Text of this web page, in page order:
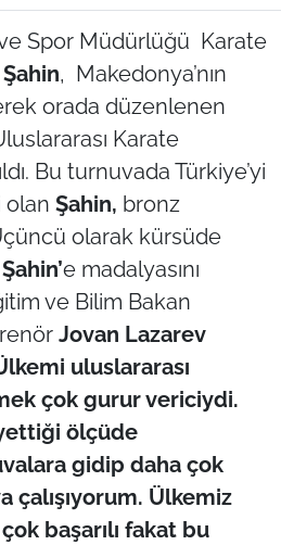
Spor Müdürlüğü Karate
, Makedonya’nın
orada düzenlenen
Karate
Bu turnuvada Türkiye’yi
olan Şahin, bronz
olarak kürsüde
e madalyasını
ve Bilim Bakan
Jovan Lazarev
uluslararası
çok gurur vericiydi.
ölçüde
gidip daha çok
çalışıyorum. Ülkemiz
başarılı fakat bu